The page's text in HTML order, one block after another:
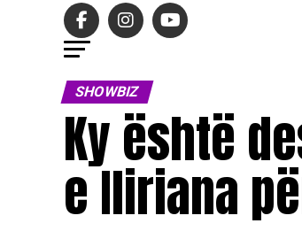
SHOWBIZ
Ky është
e Iliriana